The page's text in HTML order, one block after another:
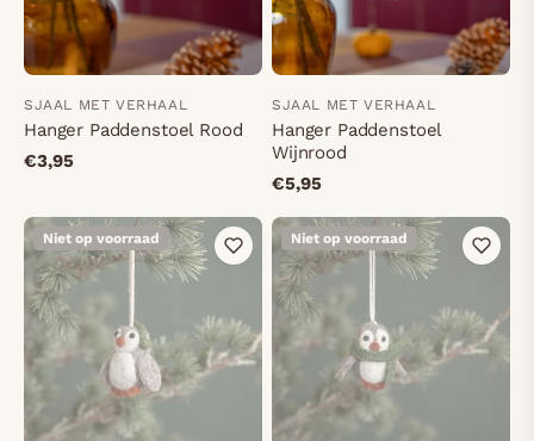
SJAAL MET VERHAAL
Hanger Paddenstoel Rood
€3,95
SJAAL MET VERHAAL
Hanger Paddenstoel
Wijnrood
€5,95
Niet op voorraad Niet op voorraad